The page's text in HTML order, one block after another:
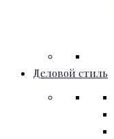
Деловой стиль